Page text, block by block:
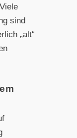
sind
„alt“